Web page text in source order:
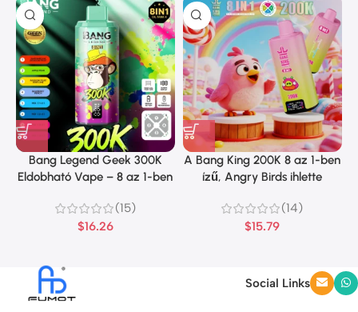
Bang Legend Geek 300K
Eldobható Vape – 8 az 1-ben
(15)
$16.26
A Bang King 200K 8 az 1-ben
ízű, Angry Birds ihlette
(14)
$15.79
Social Links